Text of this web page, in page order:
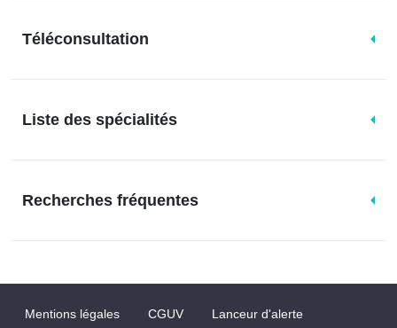
Téléconsultation
Liste des spécialités
Recherches fréquentes
Mentions légales CGUV Lanceur d'alerte